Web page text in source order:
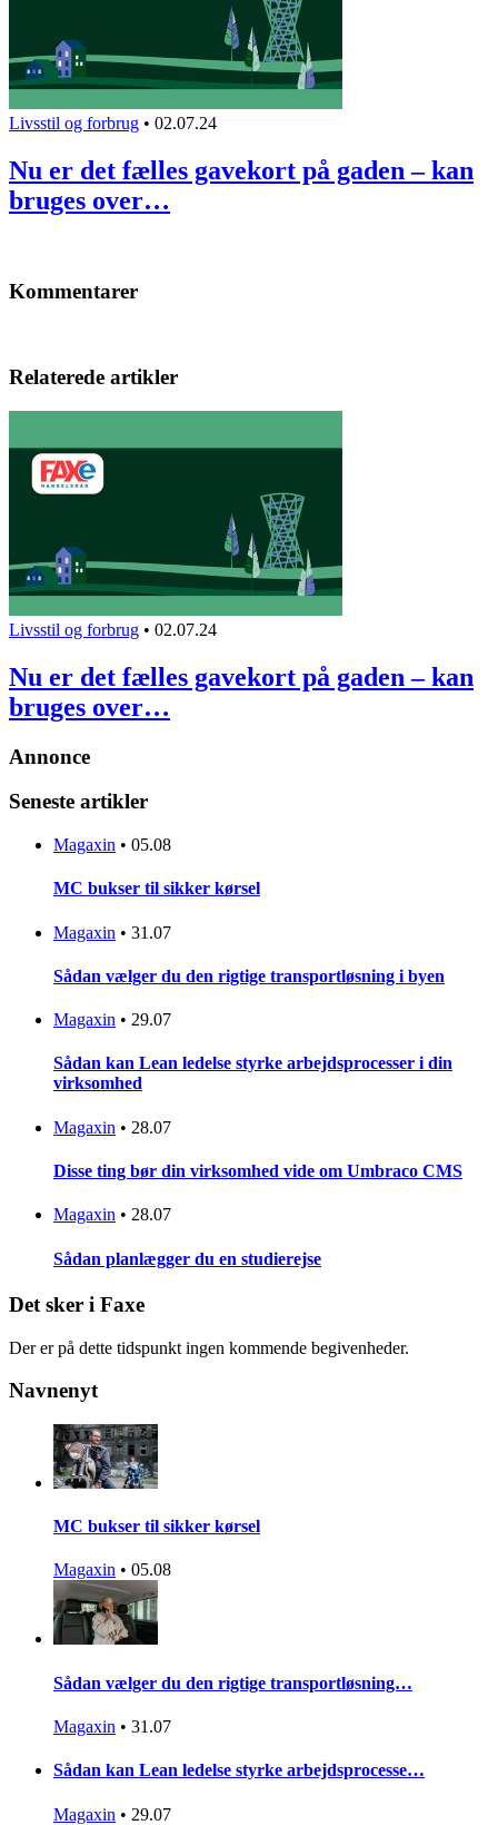
Livsstil og forbrug • 02.07.24
Nu er det fælles gavekort på gaden – kan
bruges over…
Kommentarer
Relaterede artikler
Livsstil og forbrug • 02.07.24
Nu er det fælles gavekort på gaden – kan
bruges over…
Annonce
Seneste artikler
Magaxin • 05.08
MC bukser til sikker kørsel
Magaxin • 31.07
Sådan vælger du den rigtige transportløsning i byen
Magaxin • 29.07
Sådan kan Lean ledelse styrke arbejdsprocesser i din
virksomhed
Magaxin • 28.07
Disse ting bør din virksomhed vide om Umbraco CMS
Magaxin • 28.07
Sådan planlægger du en studierejse
Det sker i Faxe
Der er på dette tidspunkt ingen kommende begivenheder.
Navnenyt
MC bukser til sikker kørsel
Magaxin • 05.08
Sådan vælger du den rigtige transportløsning…
Magaxin • 31.07
Sådan kan Lean ledelse styrke arbejdsprocesse…
Magaxin • 29.07